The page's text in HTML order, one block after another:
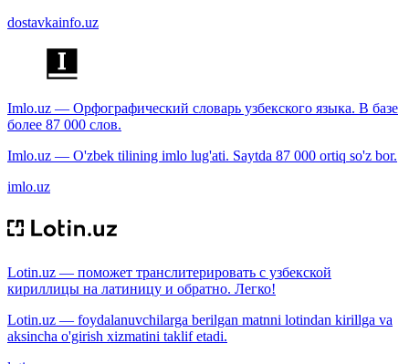
dostavkainfo.uz
Imlo.uz — Орфографический словарь узбекского языка. В базе
более 87 000 слов.
Imlo.uz — O'zbek tilining imlo lug'ati. Saytda 87 000 ortiq so'z bor.
imlo.uz
Lotin.uz — поможет транслитерировать с узбекской
кириллицы на латиницу и обратно. Легко!
Lotin.uz — foydalanuvchilarga berilgan matnni lotindan kirillga va
aksincha o'girish xizmatini taklif etadi.